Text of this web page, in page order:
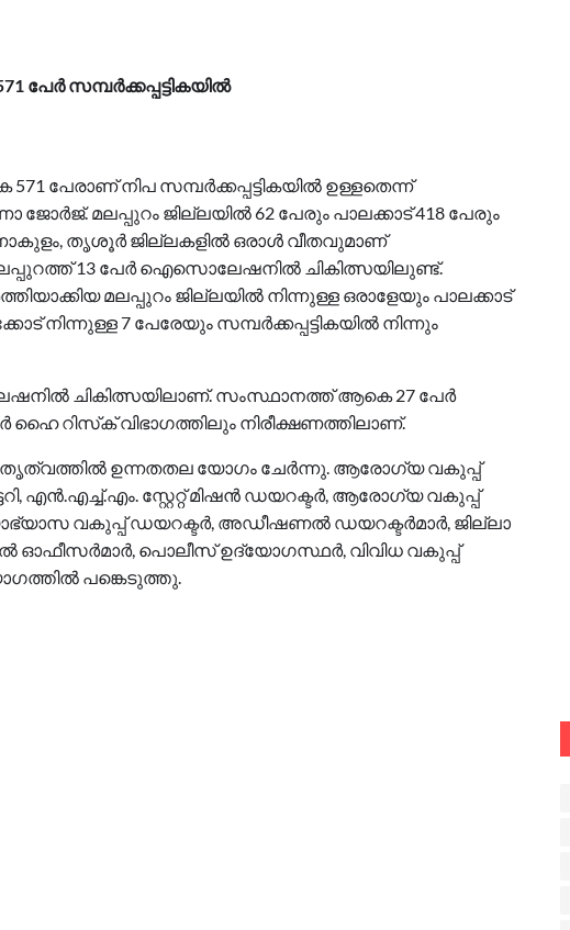
സമ്പര്‍ക്കപ്പട്ടികയില്‍
571 പേരാണ് നിപ സമ്പര്‍ക്കപ്പട്ടികയില്‍ ഉള്ളതെന്ന്
മലപ്പുറം ജില്ലയില്‍ 62 പേരും പാലക്കാട് 418 പേരും
തൃശൂര്‍ ജില്ലകളില്‍ ഒരാള്‍ വീതവുമാണ്
മലപ്പുറത്ത് 13 പേര്‍ ഐസൊലേഷനില്‍ ചികിത്സയിലുണ്ട്.
മലപ്പുറം ജില്ലയില്‍ നിന്നുള്ള ഒരാളേയും പാലക്കാട്
നിന്നുള്ള 7 പേരേയും സമ്പര്‍ക്കപ്പട്ടികയില്‍ നിന്നും
ചികിത്സയിലാണ്. സംസ്ഥാനത്ത് ആകെ 27 പേര്‍
ഹൈ റിസ്‌ക് വിഭാഗത്തിലും നിരീക്ഷണത്തിലാണ്.
നേതൃത്വത്തില്‍ ഉന്നതതല യോഗം ചേര്‍ന്നു. ആരോഗ്യ വകുപ്പ്
എന്‍.എച്ച്.എം. സ്റ്റേറ്റ് മിഷന്‍ ഡയറക്ടര്‍, ആരോഗ്യ വകുപ്പ്
വകുപ്പ് ഡയറക്ടര്‍, അഡീഷണല്‍ ഡയറക്ടര്‍മാര്‍, ജില്ലാ
ഓഫീസര്‍മാര്‍, പൊലീസ് ഉദ്യോഗസ്ഥര്‍, വിവിധ വകുപ്പ്
പങ്കെടുത്തു.